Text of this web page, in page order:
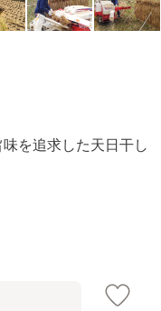
を追求した天日干し